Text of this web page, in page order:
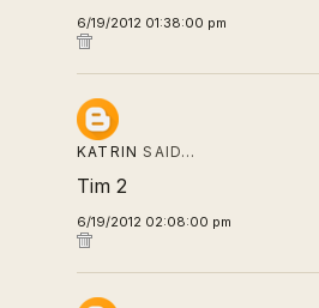
6/19/2012 01:38:00 pm
KATRIN SAID…
Tim 2
6/19/2012 02:08:00 pm